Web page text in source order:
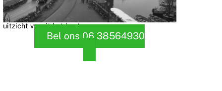
uitzicht vanuit het kantoor
Bel ons 06 38564930